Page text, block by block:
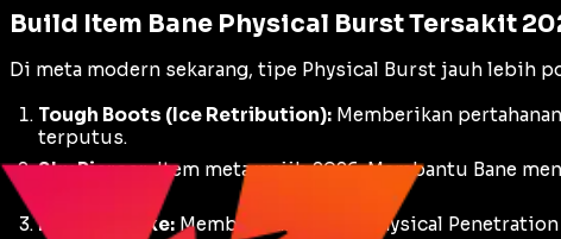
Build Item Bane Physical Burst Tersakit
Di meta modern sekarang, tipe Physical Burst jauh lebih
Tough Boots (Ice Retribution): Memberikan
terputus.
Sky Piercer:Item meta wajib 2026. Membantu Bane
Hunter Strike: Memberikan status Physical Penetration